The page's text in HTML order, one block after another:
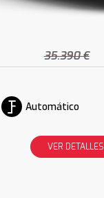
35.390 €
Automático
VER DETALLES